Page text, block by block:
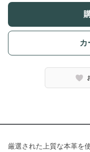
カ
厳選された上質な本革を